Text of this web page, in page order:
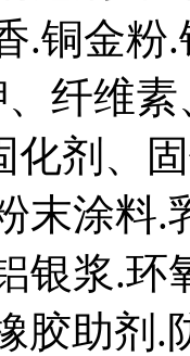
.铜金
纤维
化剂、
末涂料
银浆.环
胶助剂.